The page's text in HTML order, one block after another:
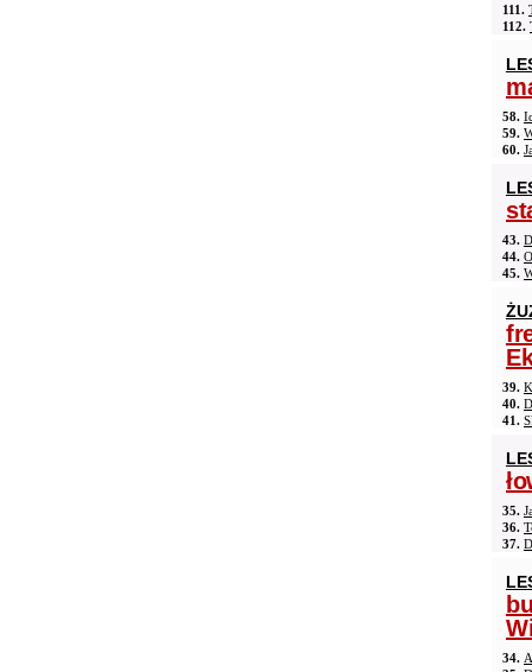
111.
112.
58.
59.
60.
43.
44.
45.
39.
40.
41.
35.
36.
37.
34.